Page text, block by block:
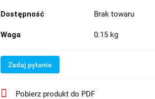
Dostępność Brak towaru
Waga 0.15 kg
Zadaj pytanie
Pobierz produkt do PDF